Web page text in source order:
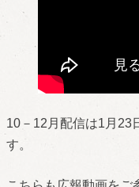
10－12月配信は1月23
す。